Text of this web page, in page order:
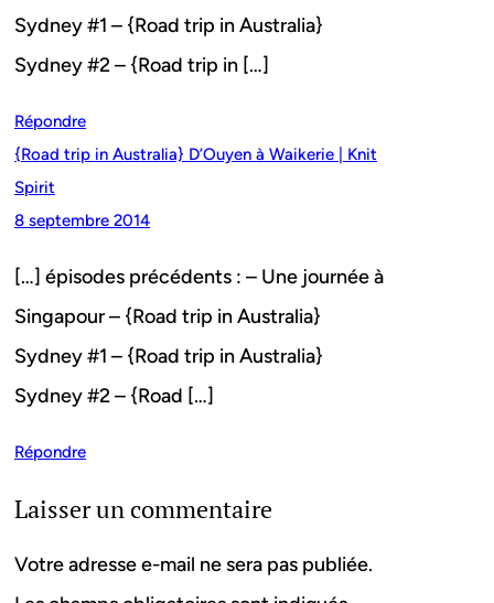
Sydney #1 – {Road trip in Australia}
Sydney #2 – {Road trip in […]
Répondre
{Road trip in Australia} D’Ouyen à Waikerie | Knit
Spirit
8 septembre 2014
[…] épisodes précédents : – Une journée à
Singapour – {Road trip in Australia}
Sydney #1 – {Road trip in Australia}
Sydney #2 – {Road […]
Répondre
Laisser un commentaire
Votre adresse e-mail ne sera pas publiée.